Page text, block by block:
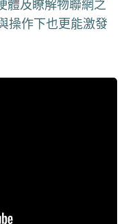
體及瞭解物聯網之
操作下也更能激發